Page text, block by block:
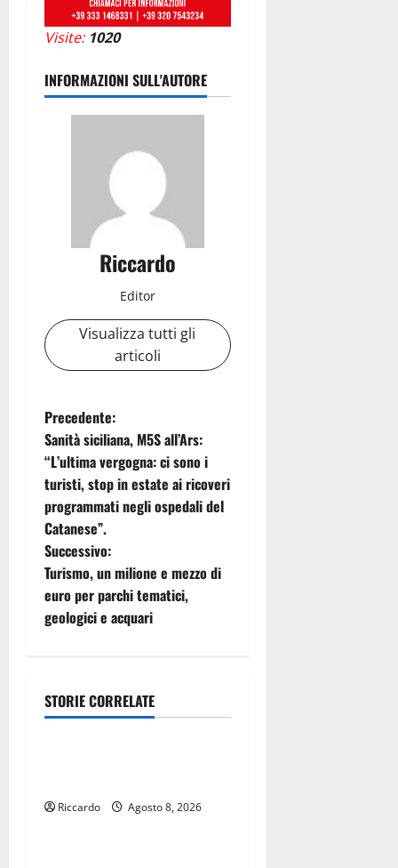
Visite: 1020
INFORMAZIONI SULL'AUTORE
Riccardo
Editor
Visualizza tutti gli
articoli
N
a
v
i
g
a
i
o
e
Precedente:
Sanità siciliana, M5S all’Ars:
“L’ultima vergogna: ci sono i
turisti, stop in estate ai ricoveri
programmati negli ospedali del
Catanese”.
Successivo:
Turismo, un milione e mezzo di
euro per parchi tematici,
geologici e acquari
STORIE CORRELATE
Automobilismo
Riccardo Agosto 8, 2026
Automobilismo